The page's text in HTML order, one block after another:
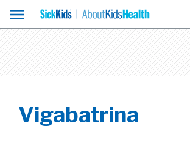
menu
Vigabatrina